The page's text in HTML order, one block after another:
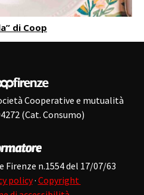
di Coop
Cooperative e mutualità
(Cat. Consumo)
n.1554 del 17/07/63
policy· Copyright